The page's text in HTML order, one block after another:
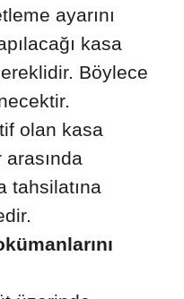
ayarını
kasa
Böylece
olan kasa
tahsilatına